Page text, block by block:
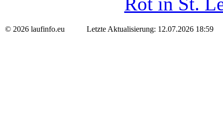
© 2026 laufinfo.eu Letzte Aktualisierung: 12.07.2026